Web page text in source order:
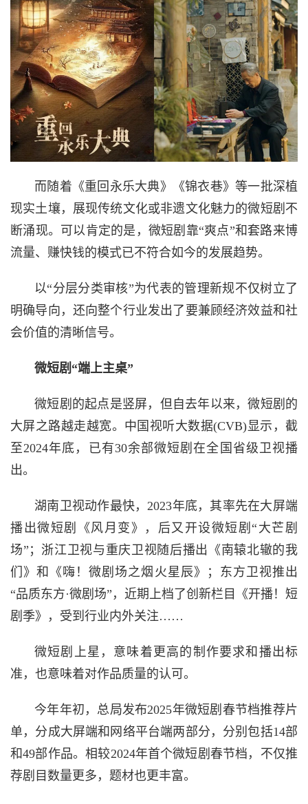
而随着《重回永乐大典》《锦衣巷》等一批深植
现实土壤，展现传统文化或非遗文化魅力的微短剧不
断涌现。可以肯定的是，微短剧靠“爽点”和套路来博
流量、赚快钱的模式已不符合如今的发展趋势。
以“分层分类审核”为代表的管理新规不仅树立了
明确导向，还向整个行业发出了要兼顾经济效益和社
会价值的清晰信号。
微短剧“端上主桌”
微短剧的起点是竖屏，但自去年以来，微短剧的
大屏之路越走越宽。中国视听大数据(CVB)显示，截
至2024年底，已有30余部微短剧在全国省级卫视播
出。
湖南卫视动作最快，2023年底，其率先在大屏端
播出微短剧《风月变》，后又开设微短剧“大芒剧
场”；浙江卫视与重庆卫视随后播出《南辕北辙的我
们》和《嗨！微剧场之烟火星辰》；东方卫视推出
“品质东方·微剧场”，近期上档了创新栏目《开播！短
剧季》，受到行业内外关注……
微短剧上星，意味着更高的制作要求和播出标
准，也意味着对作品质量的认可。
今年年初，总局发布2025年微短剧春节档推荐片
单，分成大屏端和网络平台端两部分，分别包括14部
和49部作品。相较2024年首个微短剧春节档，不仅推
荐剧目数量更多，题材也更丰富。